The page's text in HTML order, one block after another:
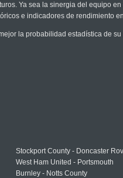
Ya sea la sinergia del equipo
e indicadores de rendimiento
la probabilidad estadística de
Stockport County - Doncaster
West Ham United - Portsmouth
Burnley - Notts County